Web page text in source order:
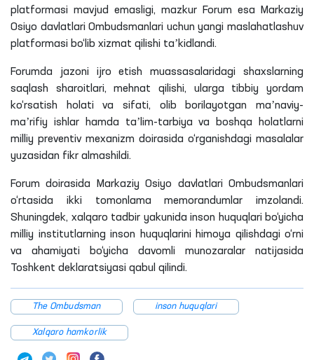
platformasi mavjud emasligi, mazkur Forum esa Markaziy
Osiyo davlatlari Ombudsmanlari uchun yangi maslahatlashuv
platformasi bo‘lib xizmat qilishi taʼkidlandi.
Forumda jazoni ijro etish muassasalaridagi shaxslarning
saqlash sharoitlari, mehnat qilishi, ularga tibbiy yordam
ko‘rsatish holati va sifati, olib borilayotgan maʼnaviy-
maʼrifiy ishlar hamda taʼlim-tarbiya va boshqa holatlarni
milliy preventivmexanizm doirasida o‘rganishdagi masalalar
yuzasidan fikr almashildi.
Forum doirasida Markaziy Osiyo davlatlari Ombudsmanlari
o‘rtasida ikki tomonlama memorandumlar imzolandi.
Shuningdek, xalqaro tadbir yakunida inson huquqlari bo‘yicha
milliy institutlarning inson huquqlarini himoya qilishdagi o‘rni
va ahamiyati bo‘yicha davomli munozaralar natijasida
Toshkent deklaratsiyasi qabul qilindi.
The Ombudsman inson huquqlari
Xalqaro hamkorlik